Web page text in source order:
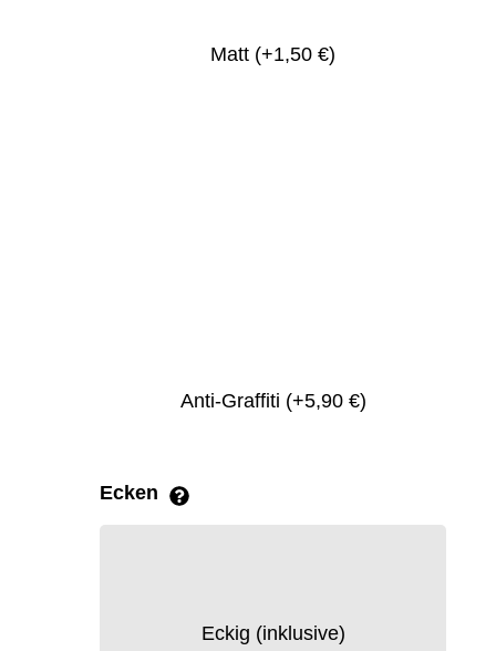
Matt (+1,50 €)
Anti-Graffiti (+5,90 €)
Ecken
Eckig (inklusive)